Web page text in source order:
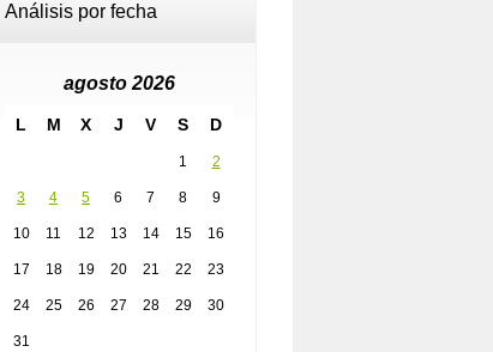
Análisis por fecha
agosto 2026
L M X J V S D
1 2
3 4 5 6 7 8 9
10 11 12 13 14 15 16
17 18 19 20 21 22 23
24 25 26 27 28 29 30
31